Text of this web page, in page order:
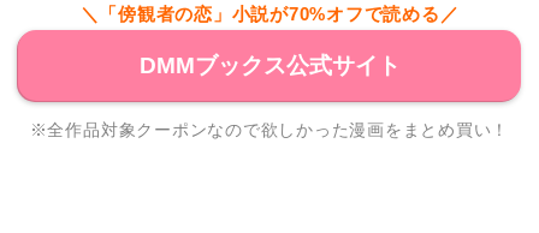
＼「傍観者の恋」小説が70%オフで読める／
DMMブックス公式サイト
※全作品対象クーポンなので欲しかった漫画をまとめ買い！